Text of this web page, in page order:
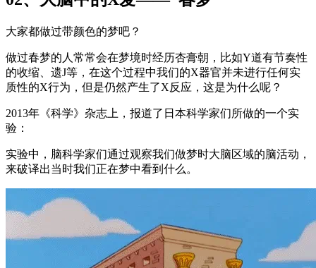
大家都做过带颜色的梦吧？
做过春梦的人常常会在梦境时经历杏膏朝，比如Y道有节奏性
的收缩、遗J等，在这个过程中我们的X器官并未进行任何实
质性的X行为，但是仍然产生了X反应，这是为什么呢？
2013年《科学》杂志上，报道了日本科学家们所做的一个实
验：
实验中，脑科学家们通过观察我们做梦时大脑区域的脑活动，
来破译出当时我们正在梦中看到什么。